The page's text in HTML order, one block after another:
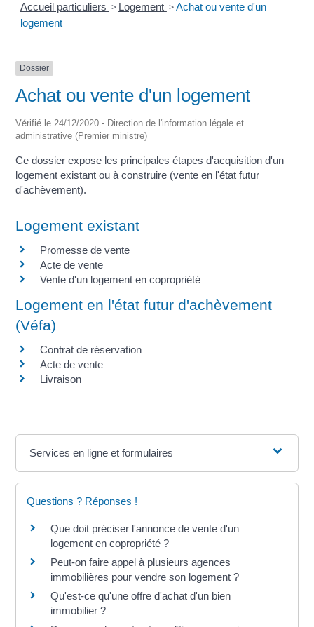
Accueil particuliers > Logement >Achat ou vente d'un
logement
Dossier
Achat ou vente d'un logement
Vérifié le 24/12/2020 - Direction de l'information légale et
administrative (Premier ministre)
Ce dossier expose les principales étapes d'acquisition d'un
logement existant ou à construire (vente en l'état futur
d'achèvement).
Logement existant
Promesse de vente
Acte de vente
Vente d'un logement en copropriété
Logement en l'état futur d'achèvement
(Véfa)
Contrat de réservation
Acte de vente
Livraison
Services en ligne et formulaires
Questions ? Réponses !
Que doit préciser l'annonce de vente d'un
logement en copropriété ?
Peut-on faire appel à plusieurs agences
immobilières pour vendre son logement ?
Qu'est-ce qu'une offre d'achat d'un bien
immobilier ?